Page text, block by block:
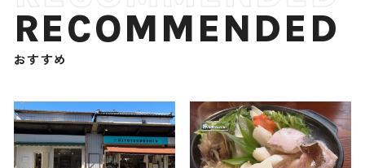
RECOMMENDED
おすすめ